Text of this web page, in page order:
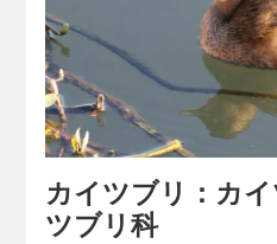
カイツブリ：カ
ツブリ科